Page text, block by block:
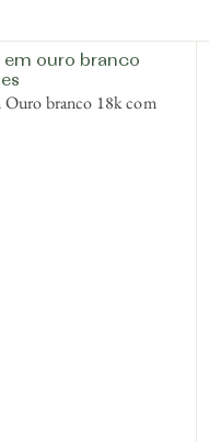
em ouro branco
Ouro branco 18k com